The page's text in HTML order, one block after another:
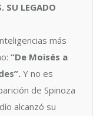
SU LEGADO
más
“De Moisés a
Y no es
de Spinoza
alcanzó su